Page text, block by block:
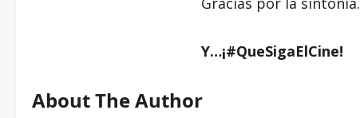
Y…¡#QueSigaElCine!
About The Author